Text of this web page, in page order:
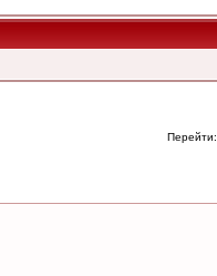
Перейти: